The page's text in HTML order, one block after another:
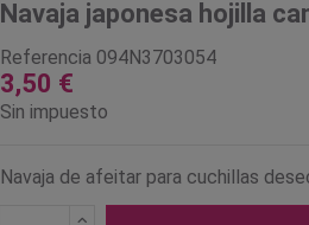
Navaja japonesa hojilla
Referencia 094N3703054
3,50 €
Sin impuesto
Navaja de afeitar para cuchillas